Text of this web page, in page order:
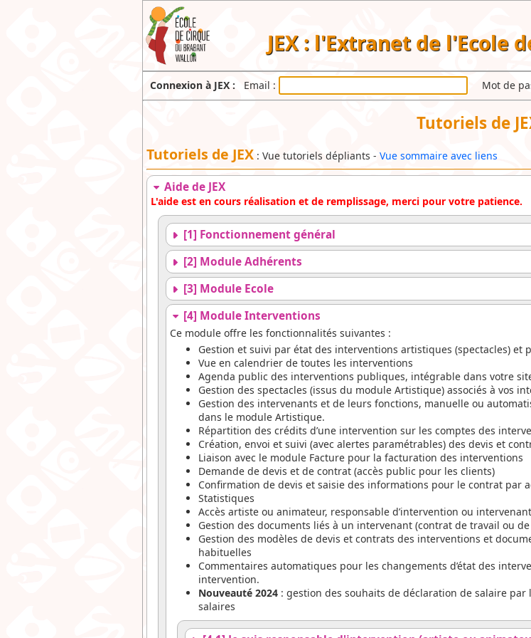
JEX : l'Extranet de l'Ecole
Connexion à JEX : Email : Mot de
Tutoriels de
Tutoriels de JEX : Vue tutoriels dépliants - Vue sommaire avec liens
Aide de JEX
L'aide est en cours réalisation et de remplissage, merci pour votre patience.
[1] Fonctionnement général
[2] Module Adhérents
[3] Module Ecole
[4] Module Interventions
Ce module offre les fonctionnalités suivantes :
Gestion et suivi par état des interventions artistiques (spectacles) et
Vue en calendrier de toutes les interventions
Agenda public des interventions publiques, intégrable dans votre
Gestion des spectacles (issus du module Artistique) associés à vos
Gestion des intervenants et de leurs fonctions, manuelle ou
dans le module Artistique.
Répartition des crédits d’une intervention sur les comptes des
Création, envoi et suivi (avec alertes paramétrables) des devis et
Liaison avec le module Facture pour la facturation des interventions
Demande de devis et de contrat (accès public pour les clients)
Confirmation de devis et saisie des informations pour le contrat par
Statistiques
Accès artiste ou animateur, responsable d’intervention ou intervenant
Gestion des documents liés à un intervenant (contrat de travail ou
Gestion des modèles de devis et contrats des interventions et
habituelles
Commentaires automatiques pour les changements d’état des
intervention.
Nouveauté 2024 : gestion des souhaits de déclaration de salaire
salaires